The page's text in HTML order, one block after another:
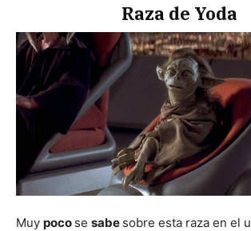
Raza de Yoda
Muy poco se sabe sobre esta raza en el